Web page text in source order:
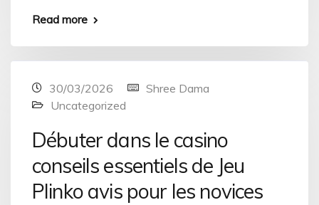
Read more
30/03/2026
Shree Dama
Uncategorized
Débuter dans le casino
conseils essentiels de Jeu
Plinko avis pour les novices